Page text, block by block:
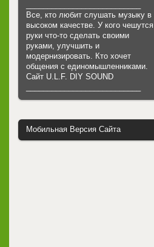
Все, кто любит слушать музыку в
высоком качестве. У кого чешутся
руки что-то сделать своими
руками, улучшить и
модернизировать. Кто хочет
общения с единомышленниками.
Cайт U.L.F. DIY SOUND
Мобильная Версия Сайта